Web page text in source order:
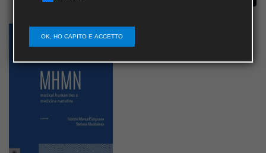
OK, HO CAPITO E ACCETTO